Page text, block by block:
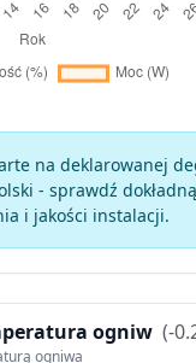
na deklarowanej
- sprawdź
i jakości instalacji.
ogniw (-
ogniwa